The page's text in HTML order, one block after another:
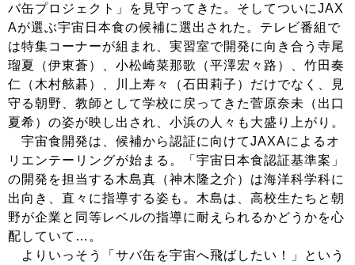
バ缶プロジェクト」を見守ってきた。そしてついにJAX
Aが選ぶ宇宙日本食の候補に選出された。テレビ番組で
は特集コーナーが組まれ、実習室で開発に向き合う寺尾
瑠夏（伊東蒼）、小松崎菜那歌（平澤宏々路）、竹田奏
仁（木村舷碁）、川上寿々（石田莉子）だけでなく、見
守る朝野、教師として学校に戻ってきた菅原奈未（出口
夏希）の姿が映し出され、小浜の人々も大盛り上がり。
宇宙食開発は、候補から認証に向けてJAXAによるオ
リエンテーリングが始まる。「宇宙日本食認証基準案」
の開発を担当する木島真（神木隆之介）は海洋科学科に
出向き、直々に指導する姿も。木島は、高校生たちと朝
野が企業と同等レベルの指導に耐えられるかどうかを心
配していて…。
よりいっそう「サバ缶を宇宙へ飛ばしたい！」という